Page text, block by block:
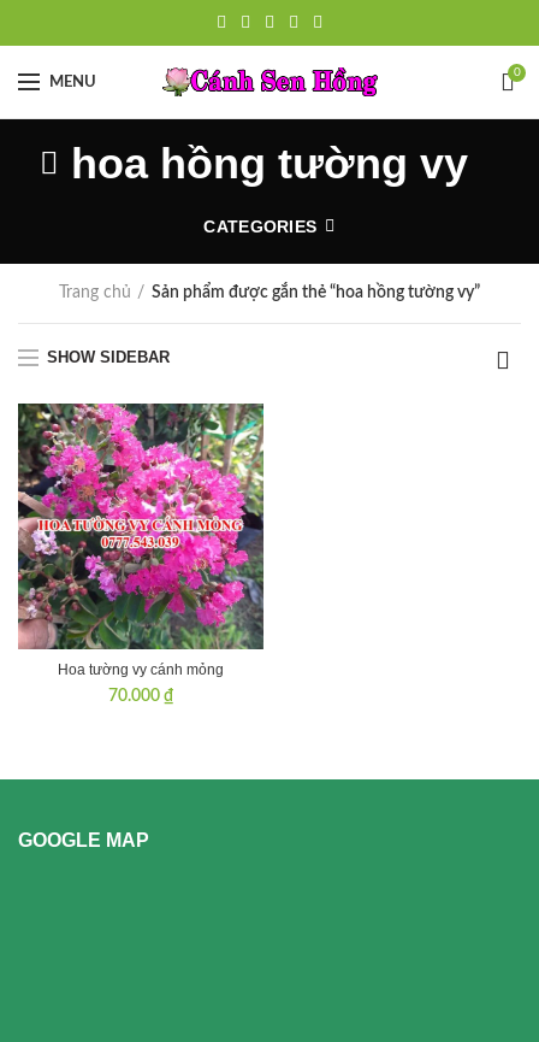
MENU
0
hoa hồng tường vy
CATEGORIES
Trang chủ Sản phẩm được gắn thẻ “hoa hồng tường vy”
SHOW SIDEBAR
Hoa tường vy cánh mỏng
70.000 ₫
GOOGLE MAP